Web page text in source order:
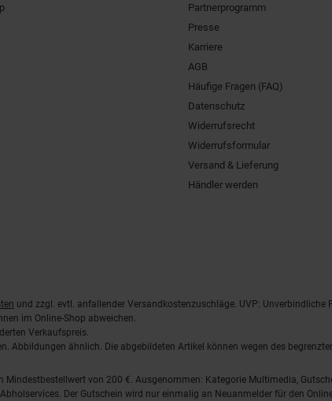
Partnerprogramm
Presse
Karriere
AGB
Häufige Fragen (FAQ)
Datenschutz
Widerrufsrecht
Widerrufsformular
Versand & Lieferung
Händler werden
und zzgl. evtl. anfallender Versandkostenzuschläge. UVP: Unverbindliche
im Online-Shop abweichen.
Verkaufspreis.
Abbildungen ähnlich. Die abgebildeten Artikel können wegen des
von 200 €. Ausgenommen: Kategorie Multimedia,
Der Gutschein wird nur einmalig an Neuanmelder für den